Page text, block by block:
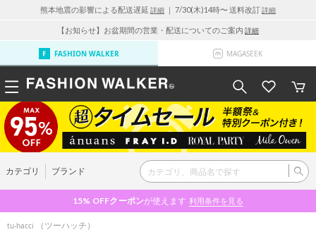
熊本地震の影響による配送遅延 詳細 ｜ 7/30(木)14時〜 送料改訂詳細
【お知らせ】お盆期間の営業・配送についてのご案内 詳細
FASHION WALKER MAGASEEK
カテゴリ ブランド
15% OFFクーポンが使えます 利用条件を見る
tu-hacci （ツーハッチ）